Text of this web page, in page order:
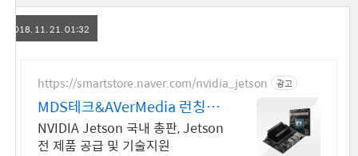
2018. 11. 21. 01:32
https://smartstore.naver.com/nvidia_jetson 광고
MDS테크&AVerMedia 런칭기
념할인이벤트
NVIDIA Jetson 국내 총판, Jetson
전 제품 공급 및 기술지원